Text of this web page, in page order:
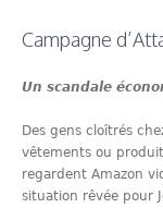
Campagne
Un scandale
Des gens cloîtrés
vêtements ou
regardent Amazon
situation rêvée pour